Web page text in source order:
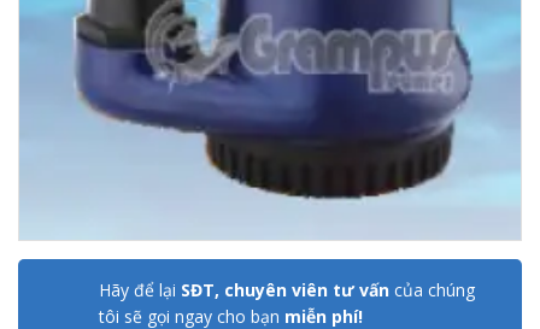
Hãy để lại SĐT, chuyên viên tư vấn của chúng
tôi sẽ gọi ngay cho bạn miễn phí!